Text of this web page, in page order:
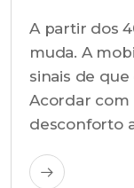
A partir dos
muda. A
sinais de
Acordar com
desconforto